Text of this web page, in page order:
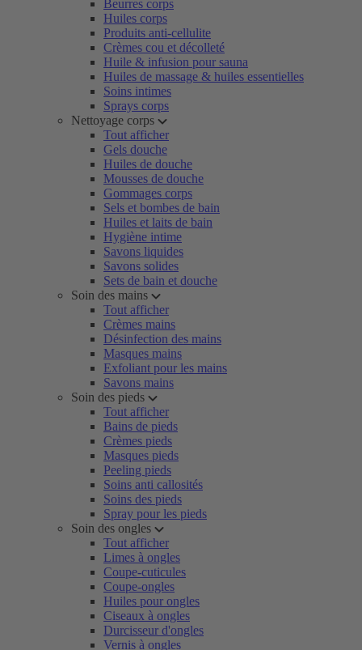
Beurres corps
Huiles corps
Produits anti-cellulite
Crèmes cou et décolleté
Huile & infusion pour sauna
Huiles de massage & huiles essentielles
Soins intimes
Sprays corps
Nettoyage corps
Tout afficher
Gels douche
Huiles de douche
Mousses de douche
Gommages corps
Sels et bombes de bain
Huiles et laits de bain
Hygiène intime
Savons liquides
Savons solides
Sets de bain et douche
Soin des mains
Tout afficher
Crèmes mains
Désinfection des mains
Masques mains
Exfoliant pour les mains
Savons mains
Soin des pieds
Tout afficher
Bains de pieds
Crèmes pieds
Masques pieds
Peeling pieds
Soins anti callosités
Soins des pieds
Spray pour les pieds
Soin des ongles
Tout afficher
Limes à ongles
Coupe-cuticules
Coupe-ongles
Huiles pour ongles
Ciseaux à ongles
Durcisseur d'ongles
Vernis à ongles